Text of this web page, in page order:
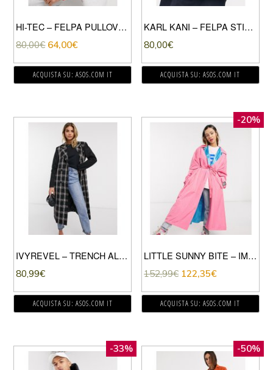
HI-TEC – FELPA PULLOVER CON ZIP CORTA VIOLA E GIALLA
80,00€ 64,00€
ACQUISTA SU: ASOS.COM IT
KARL KANI – FELPA STILE COLLEGE BLU NAVY
80,00€
ACQUISTA SU: ASOS.COM IT
IVYREVEL – TRENCH ALLACCIATO IN VITA NERO A QUADRI
80,99€
ACQUISTA SU: ASOS.COM IT
-20%
LITTLE SUNNY BITE – IMPERMEABILE OVERSIZE LUNGO RACCOLTO SUL RETRO-ROSA
152,99€ 122,35€
ACQUISTA SU: ASOS.COM IT
-33% -50%